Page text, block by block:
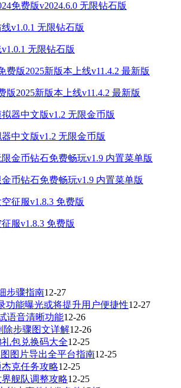
免费版v2024.6.0 无限钻石版
无限钻石版
版2025新版本上线v11.4.2 最新版
中文版v1.2 无限金币版
币钻石免费畅玩v1.9 内置菜单版
服v1.8.3 免费版
步骤指南12-27
功能曝光或将提升用户便捷性12-27
语音清晰功能12-26
除步骤图文详解12-26
包兑换码大全12-25
图片导出全平台指南12-25
克任务攻略12-25
舰队调整攻略12-25